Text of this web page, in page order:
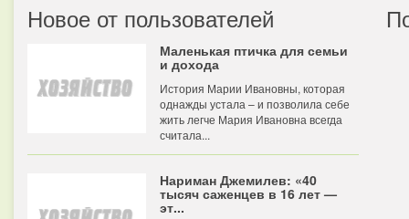
Новое от пользователей
Маленькая птичка для семьи
и дохода
История Марии Ивановны, которая
однажды устала – и позволила себе
жить легче Мария Ивановна всегда
считала...
Нариман Джемилев: «40
тысяч саженцев в 16 лет —
эт...